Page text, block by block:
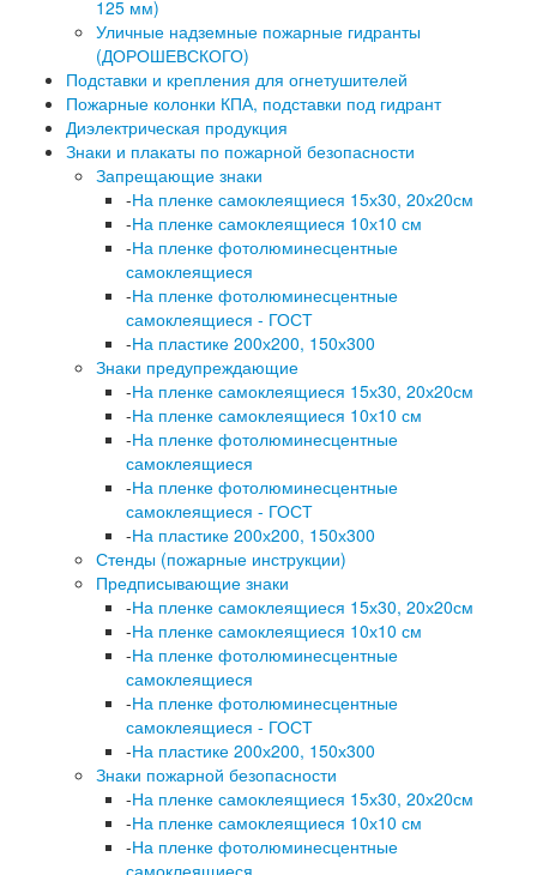
125 мм)
Уличные надземные пожарные гидранты
(ДОРОШЕВСКОГО)
Подставки и крепления для огнетушителей
Пожарные колонки КПА, подставки под гидрант
Диэлектрическая продукция
Знаки и плакаты по пожарной безопасности
Запрещающие знаки
-На пленке самоклеящиеся 15х30, 20х20см
-На пленке самоклеящиеся 10х10 см
-На пленке фотолюминесцентные
самоклеящиеся
-На пленке фотолюминесцентные
самоклеящиеся - ГОСТ
-На пластике 200х200, 150х300
Знаки предупреждающие
-На пленке самоклеящиеся 15х30, 20х20см
-На пленке самоклеящиеся 10х10 см
-На пленке фотолюминесцентные
самоклеящиеся
-На пленке фотолюминесцентные
самоклеящиеся - ГОСТ
-На пластике 200х200, 150х300
Стенды (пожарные инструкции)
Предписывающие знаки
-На пленке самоклеящиеся 15х30, 20х20см
-На пленке самоклеящиеся 10х10 см
-На пленке фотолюминесцентные
самоклеящиеся
-На пленке фотолюминесцентные
самоклеящиеся - ГОСТ
-На пластике 200х200, 150х300
Знаки пожарной безопасности
-На пленке самоклеящиеся 15х30, 20х20см
-На пленке самоклеящиеся 10х10 см
-На пленке фотолюминесцентные